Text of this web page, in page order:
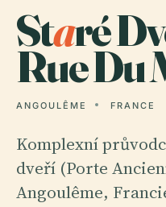
Staré
Rue Du
ANGOULÊME FRANCE
Komplexní
dveří (Porte
Angoulême,